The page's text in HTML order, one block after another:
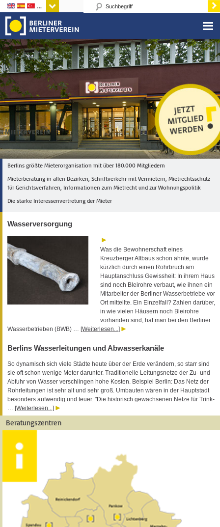
Sprachen
Berlins größte Mieterorganisation mit über 180.000 Mitgliedern
Mieterberatung in allen Bezirken, Schriftverkehr mit Vermietern, Mietrechtsschutz
für Gerichtsverfahren, Informationen zum Mietrecht und zur Wohnungspolitik
Die starke Interessenvertretung der Mieter
Wasserversorgung
Was die Bewohnerschaft eines
Kreuzberger Altbaus schon ahnte, wurde
kürzlich durch einen Rohrbruch am
Hauptanschluss Gewissheit: In ihrem Haus
sind noch Bleirohre verbaut, wie ihnen ein
Mitarbeiter der Berliner Wasserbetriebe vor
Ort mitteilte. Ein Einzelfall? Zahlen darüber,
in wie vielen Häusern noch Bleirohre
vorhanden sind, hat man bei den Berliner
Wasserbetrieben (BWB) … [Weiterlesen...]
Berlins Wasserleitungen und Abwasserkanäle
So dynamisch sich viele Städte heute über der Erde verändern, so starr sind
sie oft schon wenige Meter darunter. Traditionelle Leitungsnetze der Zu- und
Abfuhr von Wasser verschlingen hohe Kosten. Beispiel Berlin: Das Netz der
Rohrleitungen ist sehr alt und sehr groß. Umbauten wären in der Hauptstadt
besonders aufwendig und teuer. "Die historisch gewachsenen Netze für Trink-
… [Weiterlesen...]
Beratungszentren